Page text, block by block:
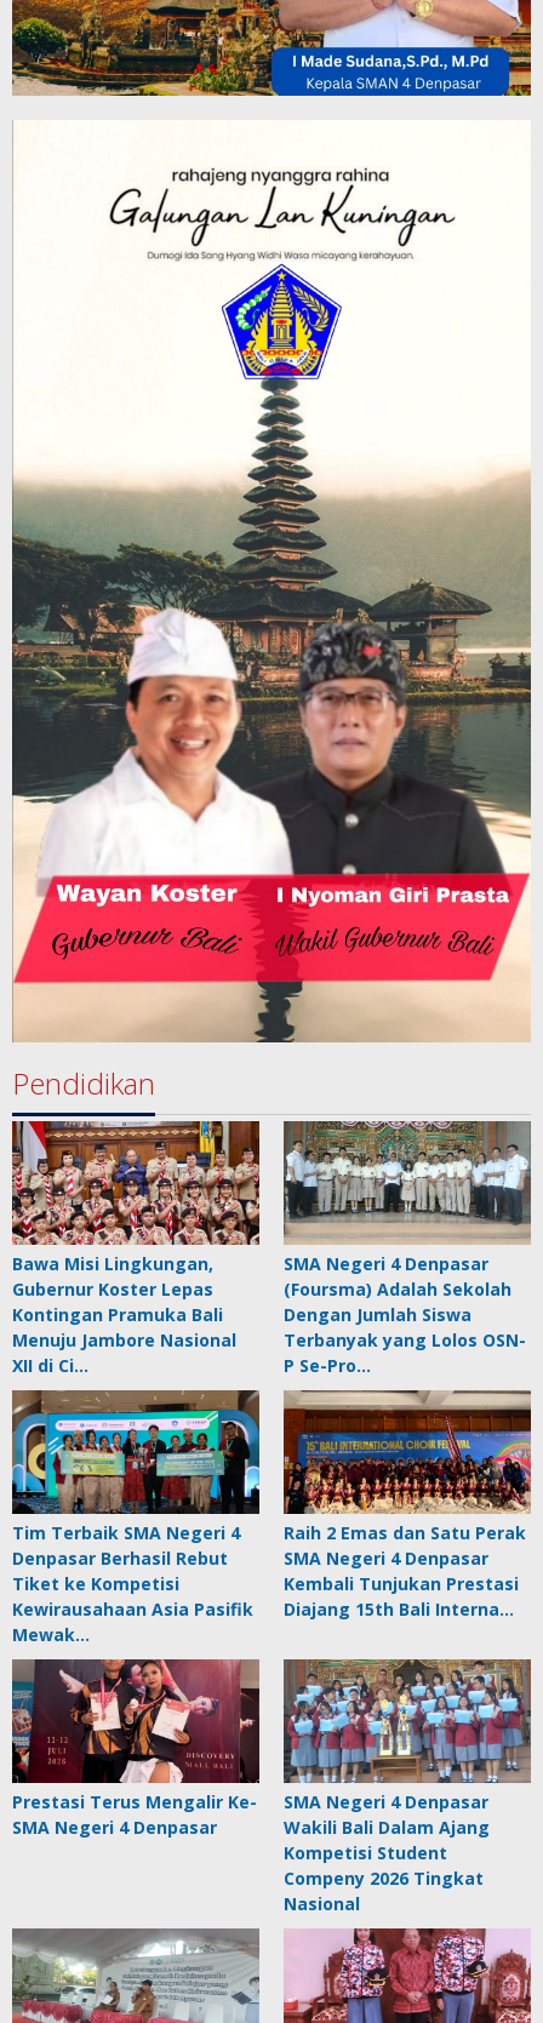
Pendidikan
Bawa Misi Lingkungan,
Gubernur Koster Lepas
Kontingan Pramuka Bali
Menuju Jambore Nasional
XII di Ci…
SMA Negeri 4 Denpasar
(Foursma) Adalah Sekolah
Dengan Jumlah Siswa
Terbanyak yang Lolos OSN-
P Se-Pro…
Tim Terbaik SMA Negeri 4
Denpasar Berhasil Rebut
Tiket ke Kompetisi
Kewirausahaan Asia Pasifik
Mewak…
Raih 2 Emas dan Satu Perak
SMA Negeri 4 Denpasar
Kembali Tunjukan Prestasi
Diajang 15th Bali Interna…
Prestasi Terus Mengalir Ke-
SMA Negeri 4 Denpasar
SMA Negeri 4 Denpasar
Wakili Bali Dalam Ajang
Kompetisi Student
Compeny 2026 Tingkat
Nasional